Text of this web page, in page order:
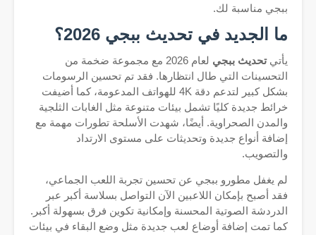
ببجي مناسبة لك.
ما الجديد في تحديث ببجي 2026؟
يأتيتحديث ببجي
لعام 2026 مع مجموعة ضخمة من
التحسينات التي طال انتظارها. فقد تم تحسين الرسومات
بشكل كبير لتدعم دقة 4K للهواتف المدعومة، كما أضيفت
خرائط جديدة كليًا تشمل بيئات متنوعة مثل الغابات الثلجية
والمدن الصحراوية. أيضًا، شهدت الأسلحة تطورات مهمة مع
إضافة أنواع جديدة وتحديثات على مستوى الارتداد
والتصويب.
لم يغفل مطورو ببجي عن تحسين تجربة اللعب الجماعي،
فقد أصبح بإمكان اللاعبين الآن التواصل بسلاسة أكبر عبر
الدردشة الصوتية المحسنة وإمكانية تكوين فرق بسهولة أكبر.
كما تمت إضافة أوضاع لعب جديدة مثل وضع البقاء في بيئات